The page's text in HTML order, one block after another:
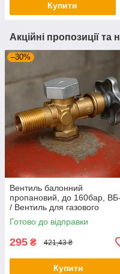
Купити
Акційні пропозиції та
–30%
Вентиль балонний
пропановий, до 160бар,
/ Вентиль для газового
балона / Вентиль
пропановий
Готово до відправки
295 ₴ 421,43 ₴
Купити